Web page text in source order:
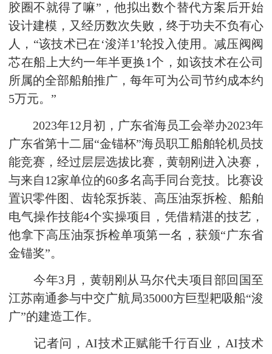
胶圈不就得了嘛”，他拟出数个替代方案后开始
设计建模，又经历数次失败，终于功夫不负有心
人，“该技术已在‘浚洋1’轮投入使用。减压阀阀
芯在船上大约一年半更换1个，如该技术在公司
所属的全部船舶推广，每年可为公司节约成本约
5万元。”
2023年12月初，广东省海员工会举办2023年
广东省第十二届“金锚杯”海员职工船舶轮机员技
能竞赛，经过层层选拔比赛，黄朝刚进入决赛，
与来自12家单位的60多名高手同台竞技。比赛设
置识零件图、齿轮泵拆装、高压油泵拆检、船舶
电气操作技能4个实操项目，凭借精湛的技艺，
他拿下高压油泵拆检单项第一名，获颁“广东省
金锚奖”。
今年3月，黄朝刚从马尔代夫项目部回国至
江苏南通参与中交广航局35000方巨型耙吸船“浚
广”的建造工作。
记者问，AI技术正赋能千行百业，AI技术